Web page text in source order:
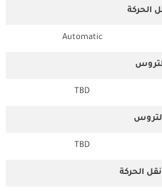
الحركة
Automatic
TBD
TBD
الحركة